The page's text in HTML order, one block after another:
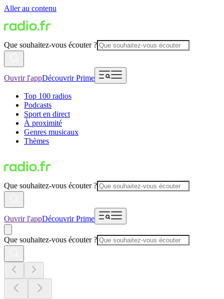
Aller au contenu
Que souhaitez-vous écouter ?
Ouvrir l'appDécouvrir Prime
Top 100 radios
Podcasts
Sport en direct
À proximité
Genres musicaux
Thèmes
Que souhaitez-vous écouter ?
Ouvrir l'appDécouvrir Prime
Que souhaitez-vous écouter ?